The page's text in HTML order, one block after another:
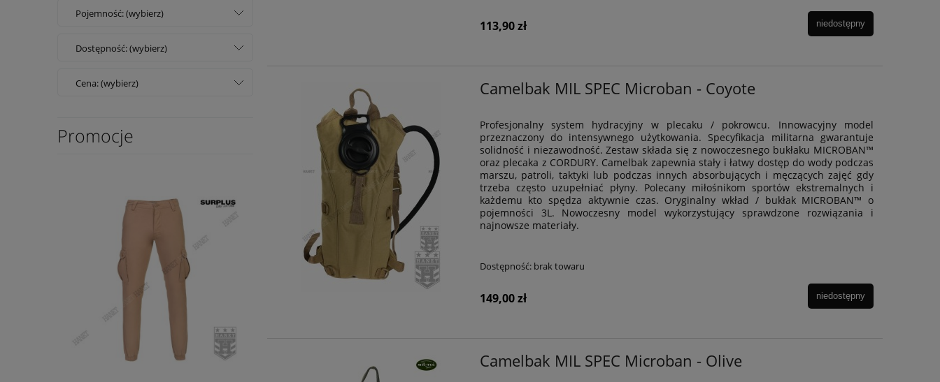
Pojemność: (wybierz)
Dostępność: (wybierz)
Cena: (wybierz)
Promocje
113,90 zł niedostępny
Camelbak MIL SPEC Microban - Coyote
Profesjonalny system hydracyjny w plecaku / pokrowcu. Innowacyjny model
przeznaczony do intensywnego użytkowania. Specyfikacja militarna gwarantuje
solidność i niezawodność. Zestaw składa się z nowoczesnego bukłaku MICROBAN™
oraz plecaka z CORDURY. Camelbak zapewnia stały i łatwy dostęp do wody podczas
marszu, patroli, taktyki lub podczas innych absorbujących i męczących zajęć gdy
trzeba często uzupełniać płyny. Polecany miłośnikom sportów ekstremalnych i
każdemu kto spędza aktywnie czas. Oryginalny wkład / bukłak MICROBAN™ o
pojemności 3L. Nowoczesny model wykorzystujący sprawdzone rozwiązania i
najnowsze materiały.
Dostępność: brak towaru
149,00 zł niedostępny
Camelbak MIL SPEC Microban - Olive